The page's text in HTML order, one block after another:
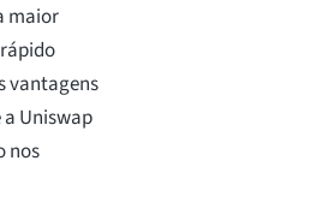
maior
vantagens
Uniswap
nos